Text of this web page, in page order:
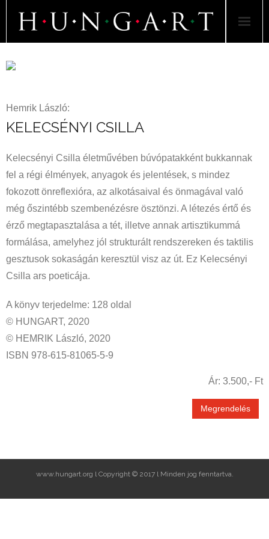
Rólunk
Letöltések
Kapcsolat
Hemrik László:
KELECSÉNYI CSILLA
Kelecsényi Csilla életművében búvópatakként bukkannak
fel a régi élmények, anyagok és jelentések, s mindez
fokozott önreflexióra, az alkotásaival és önmagával való
még őszintébb szembenézésre ösztönzi. A létezés értő és
érző megtapasztalása a tét, illetve annak artisztikummá
formálása, amelyhez jól strukturált rendszereken és taktilis
gesztusok sokaságán keresztül visz az út. Ez Kelecsényi
Csilla ars poeticája.
A könyv terjedelme: 128 oldal
© HUNGART, 2020
© HEMRIK László, 2020
ISBN 978-615-81065-5-9
Ár: 3.500,- Ft
Megrendelés
www.hungart.org l Copyright © 2017 l Minden jog fenntartva.